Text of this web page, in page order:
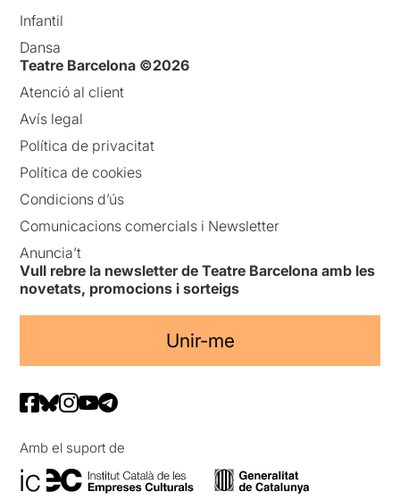
Infantil
Dansa
Teatre Barcelona ©2026
Atenció al client
Avís legal
Política de privacitat
Política de cookies
Condicions d’ús
Comunicacions comercials i Newsletter
Anuncia’t
Vull rebre la newsletter de Teatre Barcelona amb les
novetats, promocions i sorteigs
Unir-me
Amb el suport de